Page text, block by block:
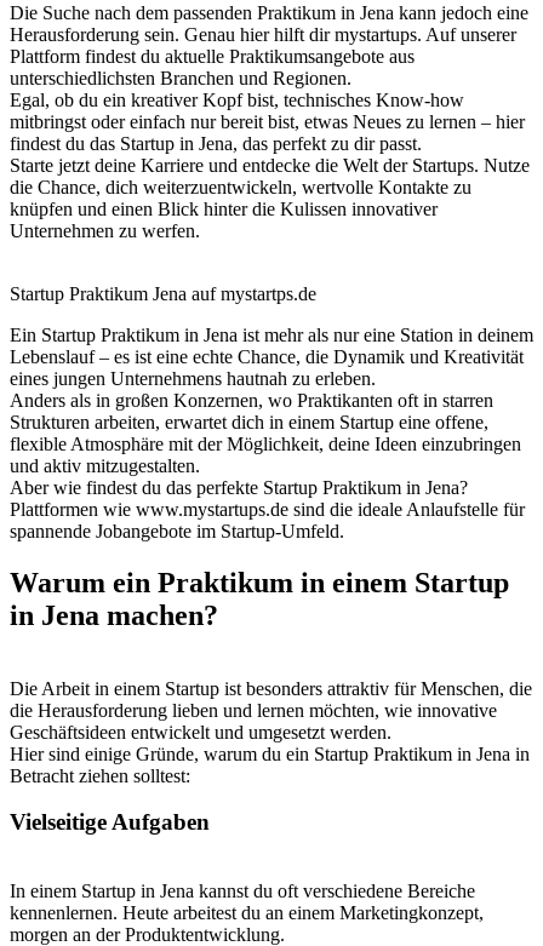
Die Suche nach dem passenden Praktikum in Jena kann jedoch eine
Herausforderung sein. Genau hier hilft dir mystartups. Auf unserer
Plattform findest du aktuelle Praktikumsangebote aus
unterschiedlichsten Branchen und Regionen.
Egal, ob du ein kreativer Kopf bist, technisches Know-how
mitbringst oder einfach nur bereit bist, etwas Neues zu lernen – hier
findest du das Startup in Jena, das perfekt zu dir passt.
Starte jetzt deine Karriere und entdecke die Welt der Startups. Nutze
die Chance, dich weiterzuentwickeln, wertvolle Kontakte zu
knüpfen und einen Blick hinter die Kulissen innovativer
Unternehmen zu werfen.
Startup Praktikum Jena auf mystartps.de
Ein Startup Praktikum in Jena ist mehr als nur eine Station in deinem
Lebenslauf – es ist eine echte Chance, die Dynamik und Kreativität
eines jungen Unternehmens hautnah zu erleben.
Anders als in großen Konzernen, wo Praktikanten oft in starren
Strukturen arbeiten, erwartet dich in einem Startup eine offene,
flexible Atmosphäre mit der Möglichkeit, deine Ideen einzubringen
und aktiv mitzugestalten.
Aber wie findest du das perfekte Startup Praktikum in Jena?
Plattformen wie www.mystartups.de sind die ideale Anlaufstelle für
spannende Jobangebote im Startup-Umfeld.
Warum ein Praktikum in einem Startup
in Jena machen?
Die Arbeit in einem Startup ist besonders attraktiv für Menschen, die
die Herausforderung lieben und lernen möchten, wie innovative
Geschäftsideen entwickelt und umgesetzt werden.
Hier sind einige Gründe, warum du ein Startup Praktikum in Jena in
Betracht ziehen solltest:
Vielseitige Aufgaben
In einem Startup in Jena kannst du oft verschiedene Bereiche
kennenlernen. Heute arbeitest du an einem Marketingkonzept,
morgen an der Produktentwicklung.